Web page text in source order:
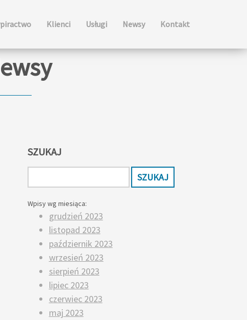
Klienci Usługi Newsy Kontakt
SZUKAJ
Wpisy wg miesiąca:
grudzień 2023
listopad 2023
październik 2023
wrzesień 2023
sierpień 2023
lipiec 2023
czerwiec 2023
maj 2023